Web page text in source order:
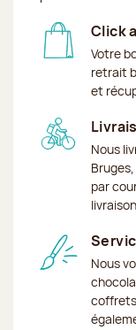
Click
Votre
retrait
et
Nous
par
Nous